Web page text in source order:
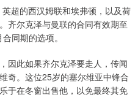
超的西汉姆联和埃弗顿，以及荷
齐尔克泽与曼联的合同有效期至
同期的选项。
因此如果齐尔克泽要走人，传闻
奇。这位25岁的塞尔维亚中锋合
于在冬窗出售他，以免最终其免